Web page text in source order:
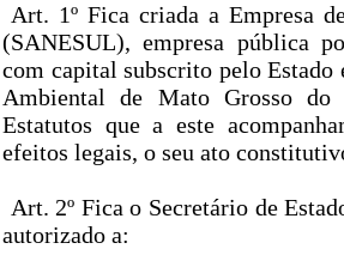
Art. 1º Fica criada a Empresa
(SANESUL), empresa pública
com capital subscrito pelo
Ambiental de Mato Grosso
Estatutos que a este
efeitos legais, o seu ato
Art. 2º Fica o Secretário de
autorizado a: